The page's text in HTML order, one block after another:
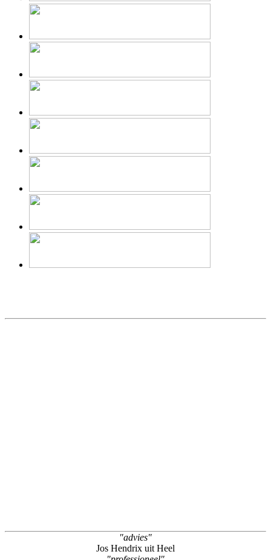
"advies"
Jos Hendrix uit Heel